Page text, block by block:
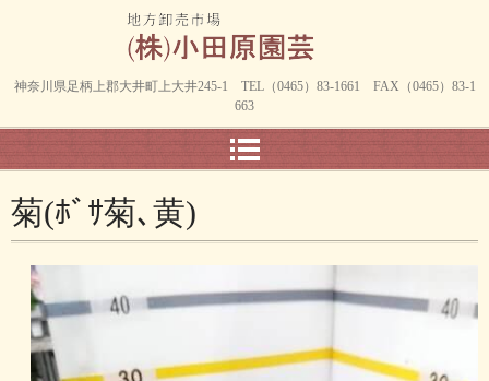
神奈川県足柄上郡大井町上大井245-1 TEL（0465）83-1661 FAX（0465）83-1
663
菊(ﾎﾞｻ菊､黄)